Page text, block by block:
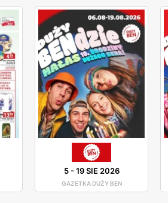
5-19 SIE 2026
GAZETKA DUŻY BEN